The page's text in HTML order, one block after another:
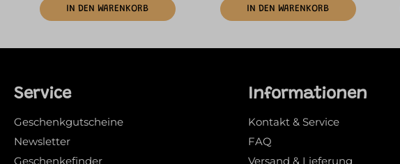
IN DEN WARENKORB IN DEN WARENKORB
Service
Geschenkgutscheine
Newsletter
Geschenkefinder
Informationen
Kontakt & Service
FAQ
Versand & Lieferung